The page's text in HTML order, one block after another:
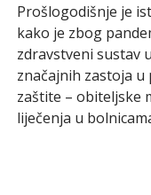
Prošlogodišnje je
kako je zbog
zdravstveni sustav
značajnih zastoja
zaštite – obiteljske
liječenja u